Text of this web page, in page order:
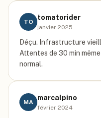
TO
tomatorider
janvier 2025
Déçu. Infrastructure
Attentes de 30 min
normal.
MA
marcalpino
février 2024